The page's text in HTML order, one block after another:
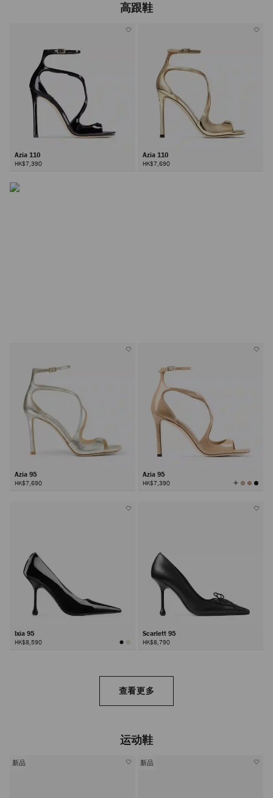
高跟鞋
Azia 110
HK$7,390
Azia 110
HK$7,690
Azia 95
HK$7,690
Azia 95
HK$7,390 查
看
Ixia 95
HK$8,590
Scarlett 95
HK$8,790
查看更多
运动鞋
新品 新品